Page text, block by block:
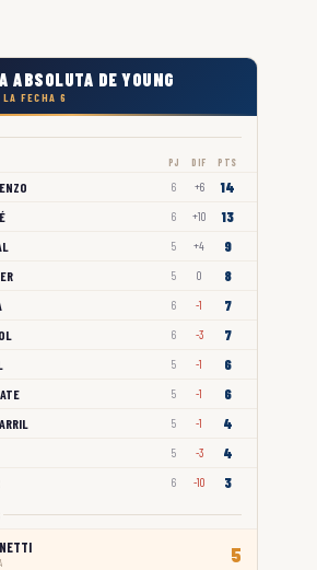
ABSOLUTA DE YOUNG
FECHA 6
PJ DIF PTS
6 +6 14
6 +10 13
5 +4 9
5 0 8
6 -1 7
6 -3 7
5 -1 6
5 -1 6
5 -1 4
5 -3 4
6 -10 3
5